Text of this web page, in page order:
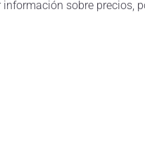
sobre precios,